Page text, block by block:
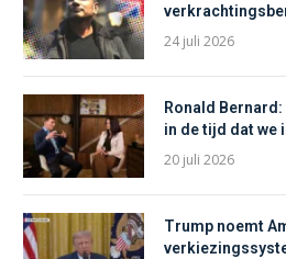
24 juli 2026
Ronald Bernard:
in de tijd dat we
20 juli 2026
Trump noemt